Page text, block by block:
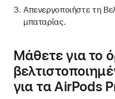
Απενεργοποιήστε τη
μπαταρίας.
Μάθετε για το
για τα AirPods